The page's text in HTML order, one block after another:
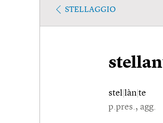
STELLAGGIO
stel làn te
p.pres., agg.